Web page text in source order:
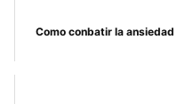
Como conbatir la ansiedad